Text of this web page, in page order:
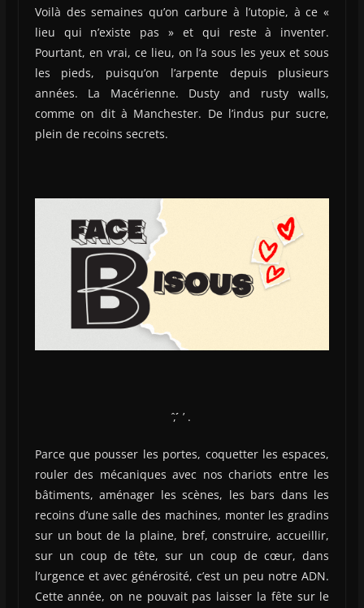
Voilà des semaines qu’on carbure à l’utopie, à ce «
lieu qui n’existe pas » et qui reste à inventer.
Pourtant, en vrai, ce lieu, on l’a sous les yeux et sous
les pieds, puisqu’on l’arpente depuis plusieurs
années. La Macérienne. Dusty and rusty walls,
comme on dit à Manchester. De l’indus pur sucre,
plein de recoins secrets.
̂, ́́ ’ .
Parce que pousser les portes, coquetter les espaces,
rouler des mécaniques avec nos chariots entre les
bâtiments, aménager les scènes, les bars dans les
recoins d’une salle des machines, monter les gradins
sur un bout de la plaine, bref, construire, accueillir,
sur un coup de tête, sur un coup de cœur, dans
l’urgence et avec générosité, c’est un peu notre ADN.
Cette année, on ne pouvait pas laisser la fête sur le